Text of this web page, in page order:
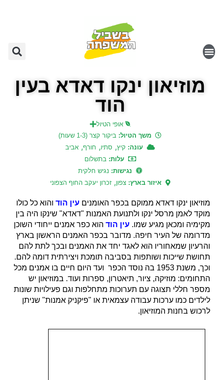
מוזיאון ינקו דאדא בעין
הוד
אופי הטיול
משך הטיול: ביקור קצר (1-3 שעות)
עונה: קיץ, סתיו, חורף, אביב
עלות:בתשלום
נגישות: נגיש חלקית
איזור בארץ:צפון, זכרון יעקב החוף הצפוני
מוזיאון ינקו דאדא ממוקם בכפר האומנים עין הוד והוא כל כולו
מוקד לאמן מרסל ינקו ולתנועת האמנות "דאדא" שינקו היה בין
מקימיה ומכאן מגיע שמו. עין הוד הוא כפר אמנים ייחודי השוכן
מדרומה של העיר חיפה. מדובר בכפר האמנים הראשון בארץ
והרעיון שמאחוריו הוא לאגד יחד את האמנים ובכך לתת להם
תחושת שייכות ושותפות בסביבה תומכת ויצירתית דומה להם.
וכך, משנת 1953 בה נוסד הכפר ועד היום חיים בו אמנים מכל
התחומים: מוזיקה, ציור, תיאטרון, ספרות ועוד. במוזיאון יש
מספר חללי תצוגה עם תערוכות מתחלפות וגם פעילויות שונות
לילדים כמו ערכות עבודה עצמאית או "פיקניק אמנות" שניתן
לרכוש בחנות המוזיאון.